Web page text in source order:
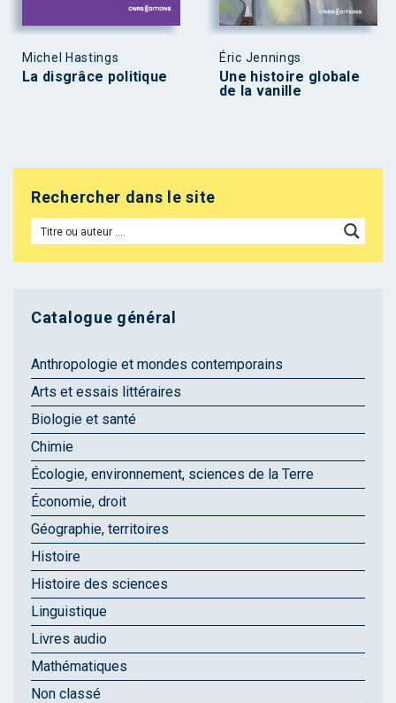
Michel Hastings
La disgrâce politique
Éric Jennings
Une histoire globale
de la vanille
Rechercher dans le site
Catalogue général
Anthropologie et mondes contemporains
Arts et essais littéraires
Biologie et santé
Chimie
Écologie, environnement, sciences de la Terre
Économie, droit
Géographie, territoires
Histoire
Histoire des sciences
Linguistique
Livres audio
Mathématiques
Non classé